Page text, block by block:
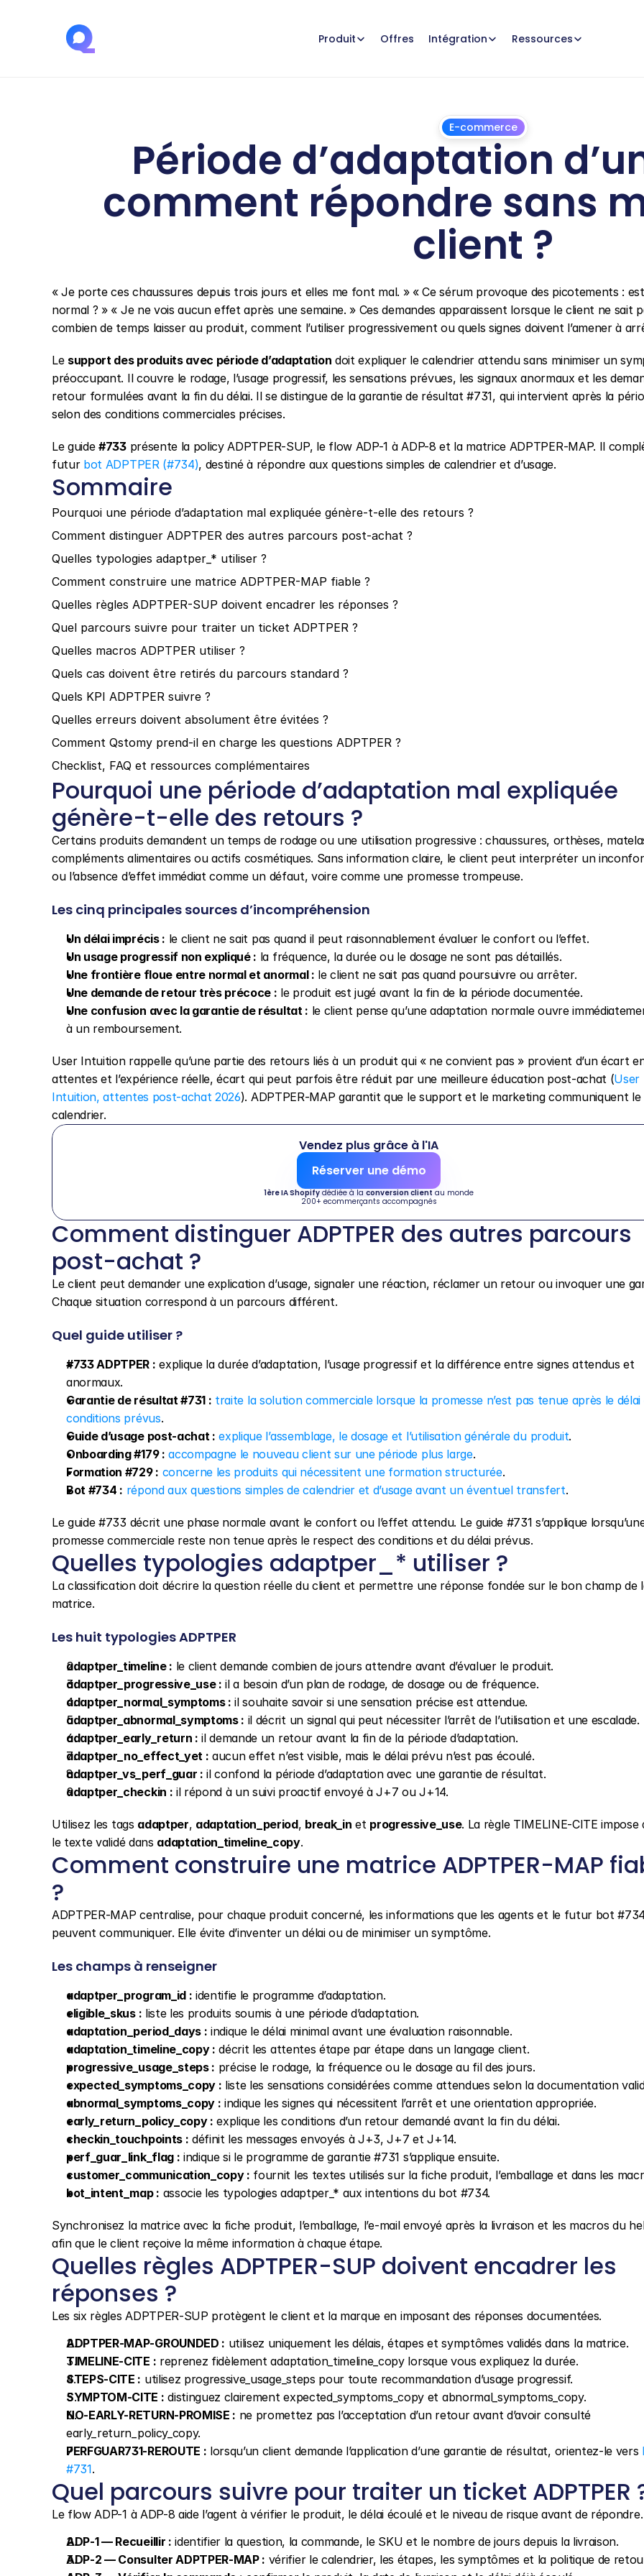
Produit Offres Intégration Ressources
E-commerce
Période d’adaptation
comment répondre sans
client ?
« Je porte ces chaussures depuis trois jours et elles me font mal. » « Ce sérum provoque des picotements :
normal ? » « Je ne vois aucun effet après une semaine. » Ces demandes apparaissent lorsque le client ne sait
combien de temps laisser au produit, comment l’utiliser progressivement ou quels signes doivent l’amener à
Le support des produits avec période d’adaptation doit expliquer le calendrier attendu sans minimiser un
préoccupant. Il couvre le rodage, l’usage progressif, les sensations prévues, les signaux anormaux et les
retour formulées avant la fin du délai. Il se distingue de la garantie de résultat #731, qui intervient après la
selon des conditions commerciales précises.
Le guide #733 présente la policy ADPTPER-SUP, le flow ADP-1 à ADP-8 et la matrice ADPTPER-MAP. Il
futur bot ADPTPER (#734), destiné à répondre aux questions simples de calendrier et d’usage.
Sommaire
Pourquoi une période d’adaptation mal expliquée génère-t-elle des retours ?
Comment distinguer ADPTPER des autres parcours post-achat ?
Quelles typologies adaptper_* utiliser ?
Comment construire une matrice ADPTPER-MAP fiable ?
Quelles règles ADPTPER-SUP doivent encadrer les réponses ?
Quel parcours suivre pour traiter un ticket ADPTPER ?
Quelles macros ADPTPER utiliser ?
Quels cas doivent être retirés du parcours standard ?
Quels KPI ADPTPER suivre ?
Quelles erreurs doivent absolument être évitées ?
Comment Qstomy prend-il en charge les questions ADPTPER ?
Checklist, FAQ et ressources complémentaires
Pourquoi une période d’adaptation mal expliquée
génère-t-elle des retours ?
Certains produits demandent un temps de rodage ou une utilisation progressive : chaussures, orthèses,
compléments alimentaires ou actifs cosmétiques. Sans information claire, le client peut interpréter un
ou l’absence d’effet immédiat comme un défaut, voire comme une promesse trompeuse.
Les cinq principales sources d’incompréhension
Un délai imprécis : le client ne sait pas quand il peut raisonnablement évaluer le confort ou l’effet.
Un usage progressif non expliqué : la fréquence, la durée ou le dosage ne sont pas détaillés.
Une frontière floue entre normal et anormal : le client ne sait pas quand poursuivre ou arrêter.
Une demande de retour très précoce : le produit est jugé avant la fin de la période documentée.
Une confusion avec la garantie de résultat : le client pense qu’une adaptation normale ouvre
à un remboursement.
User Intuition rappelle qu’une partie des retours liés à un produit qui « ne convient pas » provient d’un écart
attentes et l’expérience réelle, écart qui peut parfois être réduit par une meilleure éducation post-achat (User
Intuition, attentes post-achat 2026). ADPTPER-MAP garantit que le support et le marketing communiquent le
calendrier.
Vendez plus grâce à l'IA
Réserver une démo
1ère IA Shopify dédiée à la conversion client au monde
200+ ecommerçants accompagnés
Comment distinguer ADPTPER des autres parcours
post-achat ?
Le client peut demander une explication d’usage, signaler une réaction, réclamer un retour ou invoquer une
Chaque situation correspond à un parcours différent.
Quel guide utiliser ?
#733 ADPTPER : explique la durée d’adaptation, l’usage progressif et la différence entre signes attendus et
anormaux.
Garantie de résultat #731 : traite la solution commerciale lorsque la promesse n’est pas tenue après le délai
conditions prévus.
Guide d’usage post-achat : explique l’assemblage, le dosage et l’utilisation générale du produit.
Onboarding #179 : accompagne le nouveau client sur une période plus large.
Formation #729 : concerne les produits qui nécessitent une formation structurée.
Bot #734 : répond aux questions simples de calendrier et d’usage avant un éventuel transfert.
Le guide #733 décrit une phase normale avant le confort ou l’effet attendu. Le guide #731 s’applique
promesse commerciale reste non tenue après le respect des conditions et du délai prévus.
Quelles typologies adaptper_* utiliser ?
La classification doit décrire la question réelle du client et permettre une réponse fondée sur le bon champ de
matrice.
Les huit typologies ADPTPER
adaptper_timeline : le client demande combien de jours attendre avant d’évaluer le produit.
adaptper_progressive_use : il a besoin d’un plan de rodage, de dosage ou de fréquence.
adaptper_normal_symptoms : il souhaite savoir si une sensation précise est attendue.
adaptper_abnormal_symptoms : il décrit un signal qui peut nécessiter l’arrêt de l’utilisation et une escalade.
adaptper_early_return : il demande un retour avant la fin de la période d’adaptation.
adaptper_no_effect_yet : aucun effet n’est visible, mais le délai prévu n’est pas écoulé.
adaptper_vs_perf_guar : il confond la période d’adaptation avec une garantie de résultat.
adaptper_checkin : il répond à un suivi proactif envoyé à J+7 ou J+14.
Utilisez les tags adaptper, adaptation_period, break_in et progressive_use. La règle TIMELINE-CITE impose
le texte validé dans adaptation_timeline_copy.
Comment construire une matrice ADPTPER-MAP
?
ADPTPER-MAP centralise, pour chaque produit concerné, les informations que les agents et le futur bot #734
peuvent communiquer. Elle évite d’inventer un délai ou de minimiser un symptôme.
Les champs à renseigner
adaptper_program_id : identifie le programme d’adaptation.
eligible_skus : liste les produits soumis à une période d’adaptation.
adaptation_period_days : indique le délai minimal avant une évaluation raisonnable.
adaptation_timeline_copy : décrit les attentes étape par étape dans un langage client.
progressive_usage_steps : précise le rodage, la fréquence ou le dosage au fil des jours.
expected_symptoms_copy : liste les sensations considérées comme attendues selon la documentation
abnormal_symptoms_copy : indique les signes qui nécessitent l’arrêt et une orientation appropriée.
early_return_policy_copy : explique les conditions d’un retour demandé avant la fin du délai.
checkin_touchpoints : définit les messages envoyés à J+3, J+7 et J+14.
perf_guar_link_flag : indique si le programme de garantie #731 s’applique ensuite.
customer_communication_copy : fournit les textes utilisés sur la fiche produit, l’emballage et dans les
bot_intent_map : associe les typologies adaptper_* aux intentions du bot #734.
Synchronisez la matrice avec la fiche produit, l’emballage, l’e-mail envoyé après la livraison et les macros du
afin que le client reçoive la même information à chaque étape.
Quelles règles ADPTPER-SUP doivent encadrer les
réponses ?
Les six règles ADPTPER-SUP protègent le client et la marque en imposant des réponses documentées.
ADPTPER-MAP-GROUNDED : utilisez uniquement les délais, étapes et symptômes validés dans la matrice.
TIMELINE-CITE : reprenez fidèlement adaptation_timeline_copy lorsque vous expliquez la durée.
STEPS-CITE : utilisez progressive_usage_steps pour toute recommandation d’usage progressif.
SYMPTOM-CITE : distinguez clairement expected_symptoms_copy et abnormal_symptoms_copy.
NO-EARLY-RETURN-PROMISE : ne promettez pas l’acceptation d’un retour avant d’avoir consulté
early_return_policy_copy.
PERFGUAR731-REROUTE : lorsqu’un client demande l’application d’une garantie de résultat, orientez-le vers
#731.
Quel parcours suivre pour traiter un ticket ADPTPER
Le flow ADP-1 à ADP-8 aide l’agent à vérifier le produit, le délai écoulé et le niveau de risque avant de répondre.
ADP-1 — Recueillir : identifier la question, la commande, le SKU et le nombre de jours depuis la livraison.
ADP-2 — Consulter ADPTPER-MAP : vérifier le calendrier, les étapes, les symptômes et la politique de